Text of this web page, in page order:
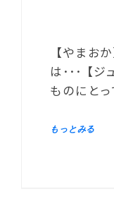
【やまお
は･･･【ジ
ものにと